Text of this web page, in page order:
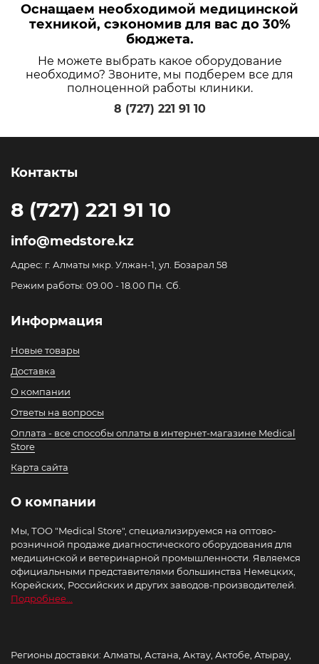
Оснащаем необходимой медицинской
техникой, сэкономив для вас до 30%
бюджета.
Не можете выбрать какое оборудование
необходимо? Звоните, мы подберем все для
полноценной работы клиники.
8 (727) 221 91 10
Контакты
8 (727) 221 91 10
info@medstore.kz
Адрес: г. Алматы мкр. Улжан-1, ул. Бозарал 58
Режим работы: 09.00 - 18.00 Пн. Сб.
Информация
Новые товары
Доставка
О компании
Ответы на вопросы
Оплата - все способы оплаты в интернет-магазине Medical
Store
Карта сайта
О компании
Мы, ТОО "Medical Store", специализируемся на оптово-
розничной продаже диагностического оборудования для
медицинской и ветеринарной промышленности. Являемся
официальными представителями большинства Немецких,
Корейских, Российских и других заводов-производителей.
Подробнее...
Регионы доставки: Алматы, Астана, Актау, Актобе, Атырау,